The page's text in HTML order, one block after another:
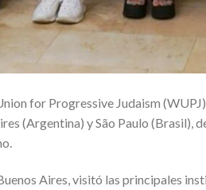
for Progressive Judaism
(Argentina) y São Paulo (Brasil),
Aires, visitó las principales